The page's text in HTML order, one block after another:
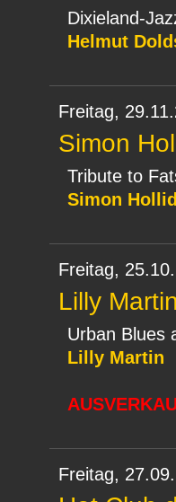
Dixieland-
Helmut
Freitag,
Simon
Tribute to
Simon
Freitag,
Lilly
Urban Blues
Lilly Martin
Freitag,